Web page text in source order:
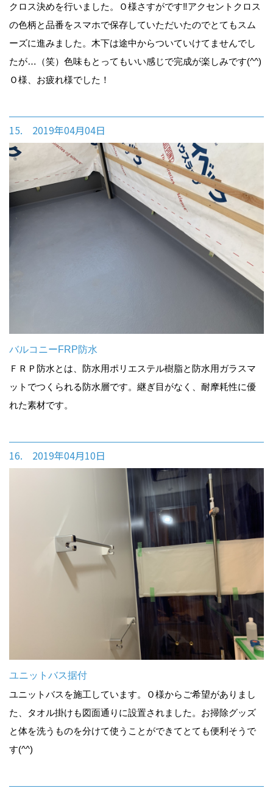
クロス決めを行いました。Ｏ様さすがです‼アクセントクロス
の色柄と品番をスマホで保存していただいたのでとてもスム
ーズに進みました。木下は途中からついていけてませんでし
たが…（笑）色味もとってもいい感じで完成が楽しみです(^^)
Ｏ様、お疲れ様でした！
15. 2019年04月04日
バルコニーFRP防水
ＦＲＰ防水とは、防水用ポリエステル樹脂と防水用ガラスマ
ットでつくられる防水層です。継ぎ目がなく、耐摩耗性に優
れた素材です。
16. 2019年04月10日
ユニットバス据付
ユニットバスを施工しています。Ｏ様からご希望がありまし
た、タオル掛けも図面通りに設置されました。お掃除グッズ
と体を洗うものを分けて使うことができてとても便利そうで
す(^^)